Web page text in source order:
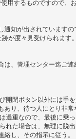
用するものですので、
知が出されていますの
が度々見受けられます
、管理センター迄ご連
閉ボタン以外には手を
り、待つ人にとり非常
重なので、最後に乗っ
れた場合は、無理に脱
し、その指示に従う。